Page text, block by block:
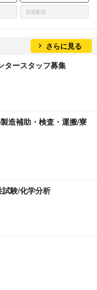
音楽配信
さらに見る
タースタッフ募集
造補助・検査・運搬/寮
験/化学分析